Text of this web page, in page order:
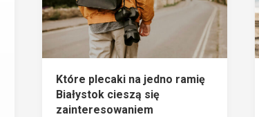
Które plecaki na jedno ramię
Białystok cieszą się
zainteresowaniem